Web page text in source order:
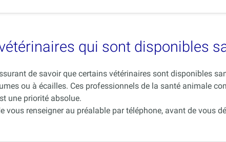
qui sont disponibles
de savoir que certains vétérinaires sont disponibles
ou à écailles. Ces professionnels de la santé animale
une priorité absolue.
vous renseigner au préalable par téléphone, avant de vous